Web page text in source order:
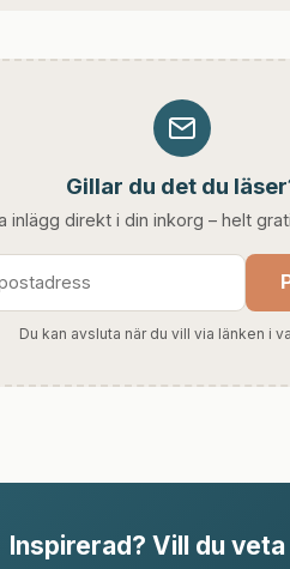
Gillar du det du
inlägg direkt i din inkorg – helt
Du kan avsluta när du vill via länken i
Inspirerad? Vill du